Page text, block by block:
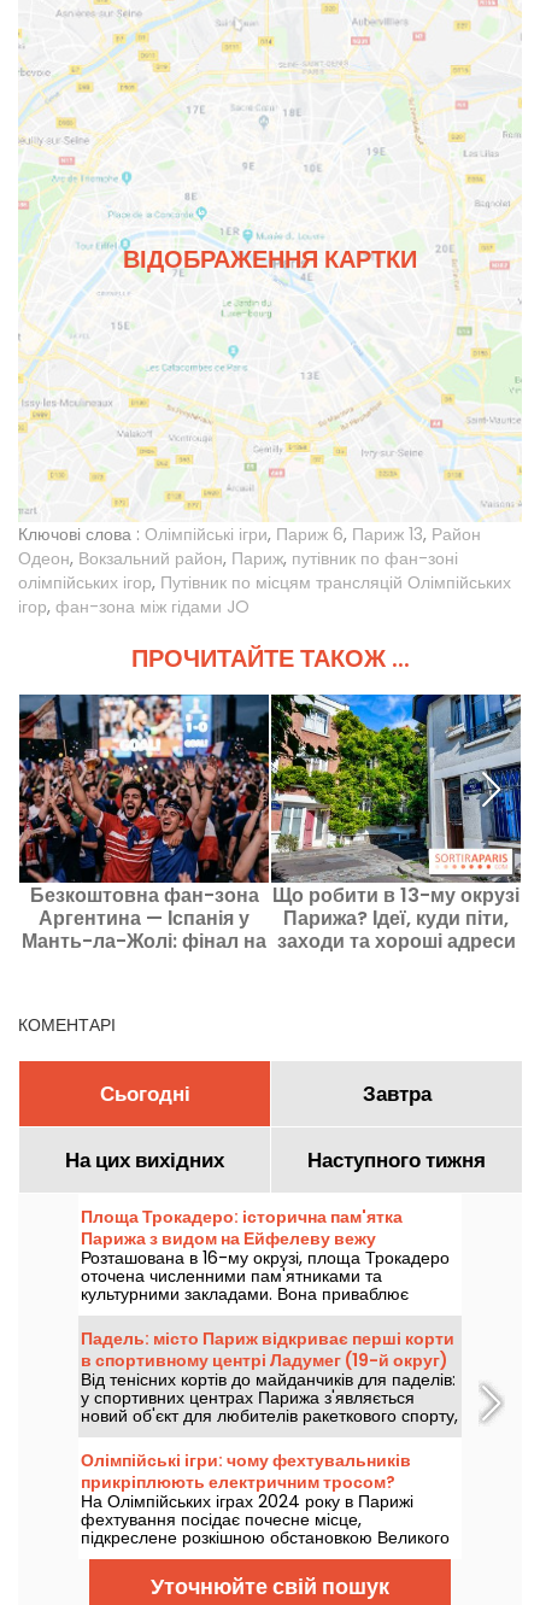
ВІДОБРАЖЕННЯ КАРТКИ
Ключові слова : Олімпійські ігри, Париж 6, Париж 13, Район
Одеон, Вокзальний район, Париж, путівник по фан-зоні
олімпійських ігор, Путівник по місцям трансляцій Олімпійських
ігор, фан-зона між гідами JO
ПРОЧИТАЙТЕ ТАКОЖ ...
Безкоштовна фан-зона
Аргентина — Іспанія у
Манть-ла-Жолі: фінал на
Що робити в 13-му окрузі
Парижа? Ідеї, куди піти,
заходи та хороші адреси
КОМЕНТАРІ
Сьогодні Завтра
На цих вихідних Наступного тижня
Площа Трокадеро: історична пам'ятка
Парижа з видом на Ейфелеву вежу
Розташована в 16-му окрузі, площа Трокадеро
оточена численними пам'ятниками та
культурними закладами. Вона приваблює
туристів і постійних парижан завдяки
неперевершеному виду на Ейфелеву вежу.
Падель: місто Париж відкриває перші корти
в спортивному центрі Ладумег (19-й округ)
Від тенісних кортів до майданчиків для паделів:
у спортивних центрах Парижа з'являється
новий об'єкт для любителів ракеткового спорту,
який незабаром відкриється.
Олімпійські ігри: чому фехтувальників
прикріплюють електричним тросом?
На Олімпійських іграх 2024 року в Парижі
фехтування посідає почесне місце,
підкреслене розкішною обстановкою Великого
палацу. І якщо вам цікаво, чому фехтувальники
прикріплені за допомогою електричних кабелів,
ми можемо вам все пояснити!
Уточнюйте свій пошук